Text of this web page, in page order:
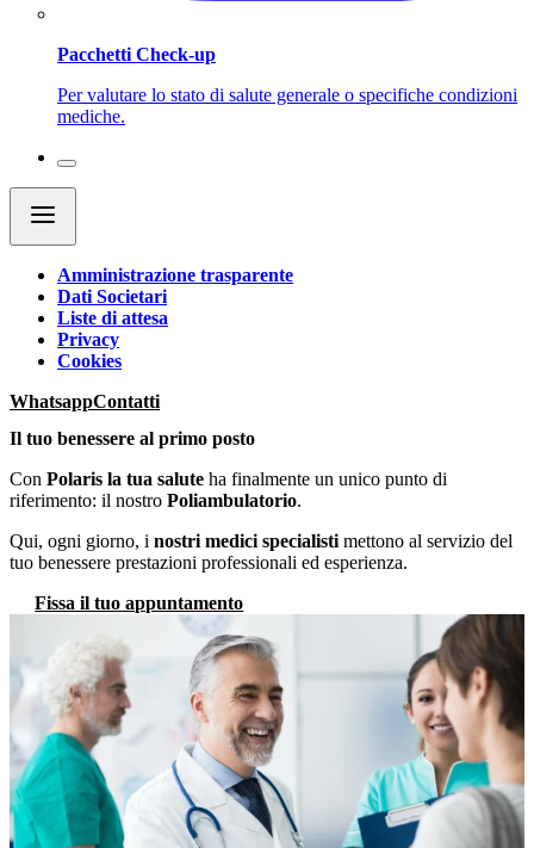
Pacchetti Check-up
Per valutare lo stato di salute generale o specifiche condizioni
mediche.
Amministrazione trasparente
Dati Societari
Liste di attesa
Privacy
Cookies
WhatsappContatti
Il tuo benessere al primo posto
Con Polaris la tua salute ha finalmente un unico punto di
riferimento: il nostro Poliambulatorio.
Qui, ogni giorno, i nostri medici specialisti mettono al servizio del
tuo benessere prestazioni professionali ed esperienza.
Fissa il tuo appuntamento